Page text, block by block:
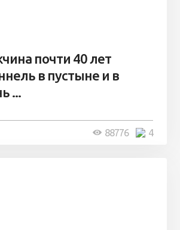
почти 40 лет
в пустыне и в
...
4
88776